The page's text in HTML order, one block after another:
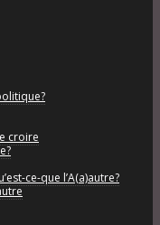
croire
ce-que l’A(a)autre?